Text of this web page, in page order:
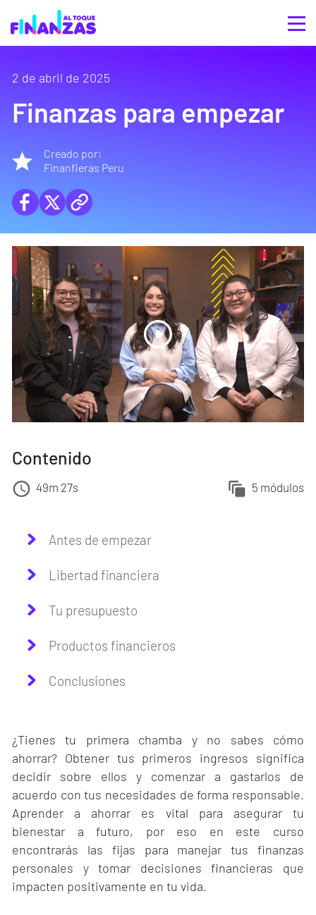
2 de abril de 2025
Finanzas para empezar
Creado por:
Finanfieras Peru
Contenido
49m 27s 5 módulos
Antes de empezar
Libertad financiera
Tu presupuesto
Productos financieros
Conclusiones
¿Tienes tu primera chamba y no sabes cómo
ahorrar? Obtener tus primeros ingresos significa
decidir sobre ellos y comenzar a gastarlos de
acuerdo con tus necesidades de forma responsable.
Aprender a ahorrar es vital para asegurar tu
bienestar a futuro, por eso en este curso
encontrarás las fijas para manejar tus finanzas
personales y tomar decisiones financieras que
impacten positivamente en tu vida.